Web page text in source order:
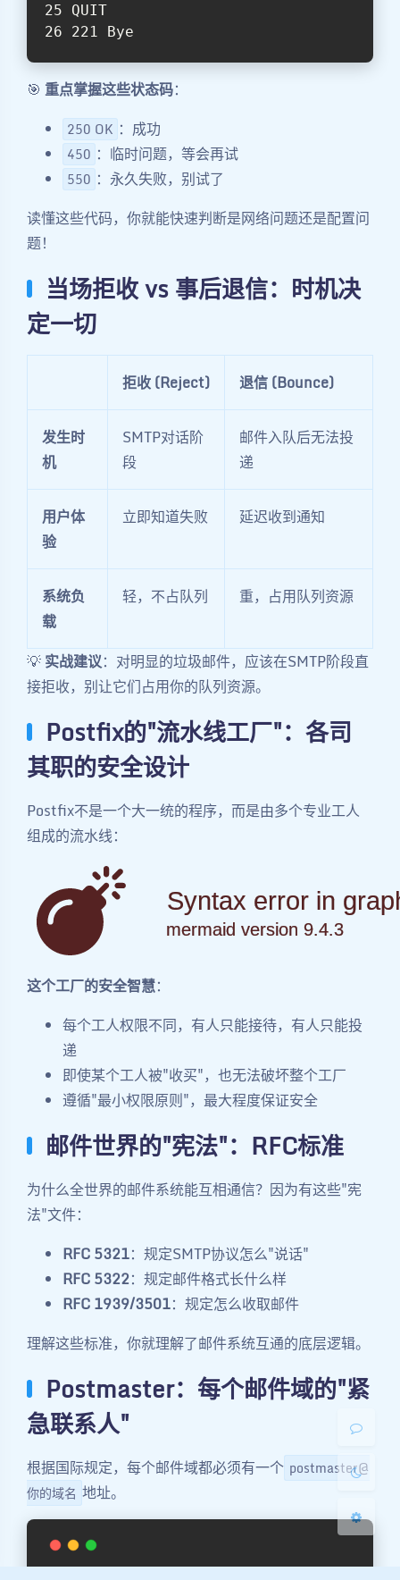
夜间模式
Sans Serif
Serif
浅阴影
深阴影
灰度
QUIT
221 Bye
🎯 重点掌握这些状态码：
250 OK ：成功
450 ：临时问题，等会再试
550 ：永久失败，别试了
读懂这些代码，你就能快速判断是网络问题还是配置问
题！
当场拒收 vs 事后退信：时机决
定一切
拒收 (Reject) 退信 (Bounce)
发生时
机
SMTP对话阶
段
邮件入队后无法投
递
用户体
验
立即知道失败 延迟收到通知
系统负
载
轻，不占队列 重，占用队列资源
💡实战建议：对明显的垃圾邮件，应该在SMTP阶段直
接拒收，别让它们占用你的队列资源。
Postfix的"流水线工厂"：各司
其职的安全设计
Postfix不是一个大一统的程序，而是由多个专业工人
组成的流水线：
Syntax error in
mermaid version 9.4.3
这个工厂的安全智慧：
每个工人权限不同，有人只能接待，有人只能投
递
即使某个工人被"收买"，也无法破坏整个工厂
遵循"最小权限原则"，最大程度保证安全
邮件世界的"宪法"：RFC标准
为什么全世界的邮件系统能互相通信？因为有这些"宪
法"文件：
RFC 5321：规定SMTP协议怎么"说话"
RFC 5322：规定邮件格式长什么样
RFC 1939/3501：规定怎么收取邮件
理解这些标准，你就理解了邮件系统互通的底层逻辑。
Postmaster：每个邮件域的"紧
急联系人"
根据国际规定，每个邮件域都必须有一个 postmaster@
你的域名 地址。